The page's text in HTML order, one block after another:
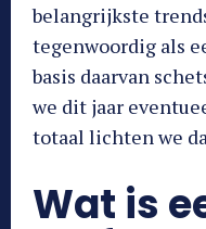
belangrijkste
tegenwoordig als
basis daarvan
we dit jaar
totaal lichten we
Wat is